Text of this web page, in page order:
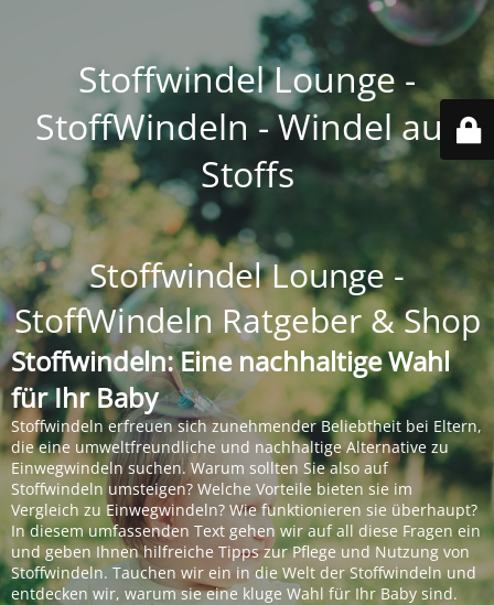
Stoffwindel Lounge -
StoffWindeln - Windel aus
Stoffs
Stoffwindel Lounge -
StoffWindeln Ratgeber & Shop
Stoffwindeln: Eine nachhaltige Wahl
für Ihr Baby
Stoffwindeln erfreuen sich zunehmender Beliebtheit bei Eltern,
die eine umweltfreundliche und nachhaltige Alternative zu
Einwegwindeln suchen. Warum sollten Sie also auf
Stoffwindeln umsteigen? Welche Vorteile bieten sie im
Vergleich zu Einwegwindeln? Wie funktionieren sie überhaupt?
In diesem umfassenden Text gehen wir auf all diese Fragen ein
und geben Ihnen hilfreiche Tipps zur Pflege und Nutzung von
Stoffwindeln. Tauchen wir ein in die Welt der Stoffwindeln und
entdecken wir, warum sie eine kluge Wahl für Ihr Baby sind.